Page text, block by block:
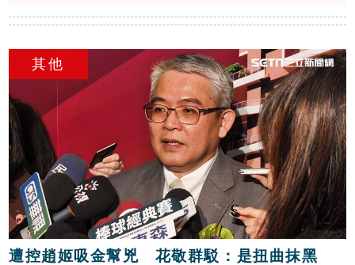
債，上半年稅前EPS約3元，營運不受外界風波
影響。同時，董事會宣布由宏碁派任的李文詳接
任董事長兼總經理，展現強化公司治理決心。兆
基屋管強調，公司經營團隊將遵循上市櫃規範，
持續落實內部稽核，並按既定規劃於明年上半年
申請公開發行及登錄興櫃，穩健邁向IPO之路，
確保投資人權益與市場信心不受動搖。
其他
遭控趙姬吸金幫兇 花敬群駁：是扭曲抹黑